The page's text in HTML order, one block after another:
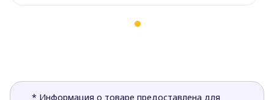
* Информация о товаре предоставлена для